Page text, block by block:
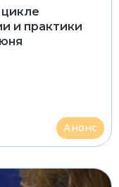
и практики
Анонс